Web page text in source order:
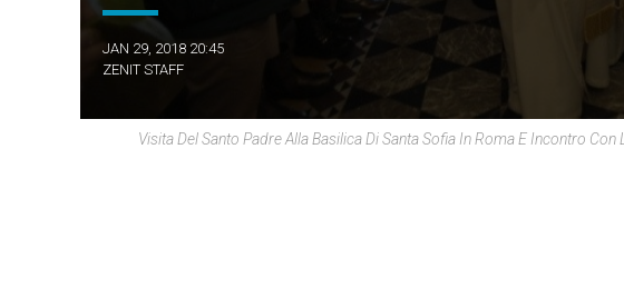
JAN 29, 2018 20:45
ZENIT STAFF
Visita Del Santo Padre Alla Basilica Di Santa Sofia In Roma E Incontro